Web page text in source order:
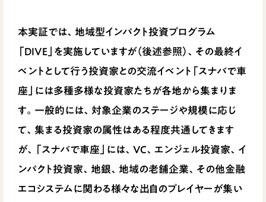
本実証では、地域型インパクト投資プログラム
「DIVE」を実施していますが（後述参照）、その最終イ
ベントとして行う投資家との交流イベント「スナバで車
座」には多種多様な投資家たちが各地から集まりま
す。一般的には、対象企業のステージや規模に応じ
て、集まる投資家の属性はある程度共通してきます
が、「スナバで車座」には、VC、エンジェル投資家、イ
ンパクト投資家、地銀、地域の老舗企業、その他金融
エコシステムに関わる様々な出自のプレイヤーが集い